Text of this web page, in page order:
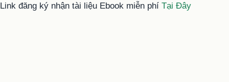
Link đăng ký nhận tài liệu Ebook miễn phí Tại Đây